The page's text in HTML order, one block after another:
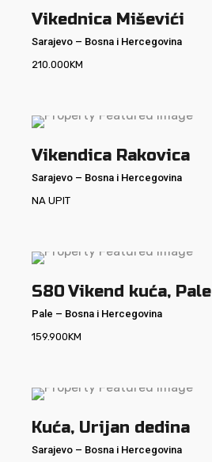
Vikednica Miševići
Sarajevo – Bosna i Hercegovina
210.000KM
Vikendica Rakovica
Sarajevo – Bosna i Hercegovina
NA UPIT
S80 Vikend kuća, Pale
Pale – Bosna i Hercegovina
159.900KM
Kuća, Urijan dedina
Sarajevo – Bosna i Hercegovina